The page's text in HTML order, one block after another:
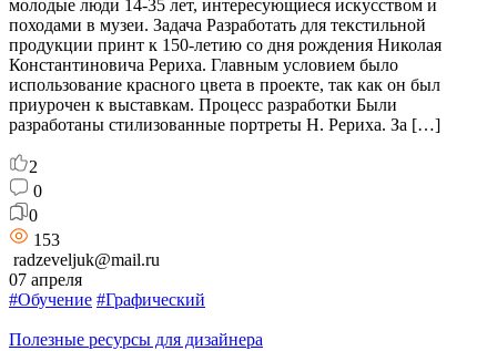
молодые люди 14-35 лет, интересующиеся искусством и
походами в музеи. Задача Разработать для текстильной
продукции принт к 150-летию со дня рождения Николая
Константиновича Рериха. Главным условием было
использование красного цвета в проекте, так как он был
приурочен к выставкам. Процесс разработки Были
разработаны стилизованные портреты Н. Рериха. За […]
2
0
0
153
radzeveljuk@mail.ru
07 апреля
#Обучение #Графический
Полезные ресурсы для дизайнера